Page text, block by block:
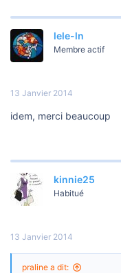
n
lele-ln
Membre actif
13 Janvier 2014
idem, merci beaucoup
kinnie25
Habitué
13 Janvier 2014
praline a dit: